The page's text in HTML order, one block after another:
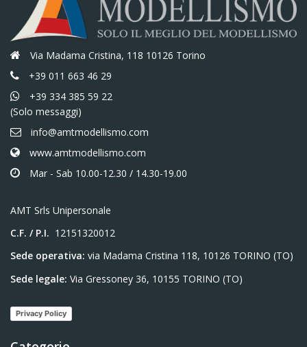
Via Madama Cristina, 118 10126 Torino
+39 011 663 46 29
+39 334 385 59 22
(Solo messaggi)
info@amtmodellismo.com
www.amtmodellismo.com
Mar - Sab 10.00-12.30 / 14.30-19.00
AMT Srls Unipersonale
C.F. / P.I. 12151320012
Sede operativa: via Madama Cristina 118, 10126 TORINO (TO)
Sede legale: Via Gressoney 36, 10155 TORINO (TO)
Privacy Policy